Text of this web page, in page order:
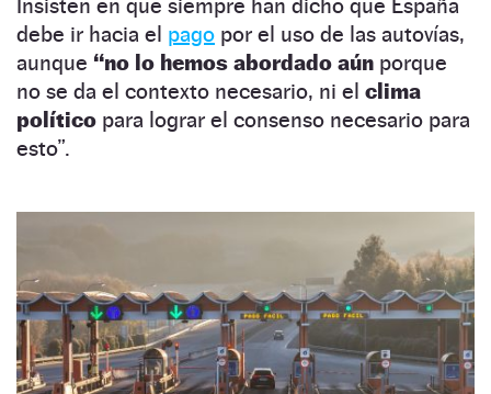
debe ir hacia el pago por el uso de las autovías,
aunque “no lo hemos abordado aún porque
no se da el contexto necesario, ni el clima
político para lograr el consenso necesario para
esto”.